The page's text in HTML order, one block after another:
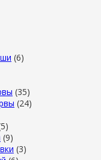
(6)
(35)
(24)
(9)
(3)